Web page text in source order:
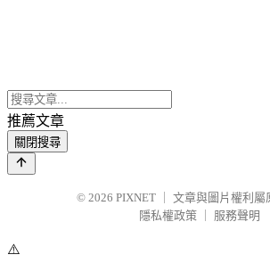
推薦文章
關閉搜尋
© 2026 PIXNET
文章與圖片權利屬
隱私權政策
服務聲明
⚠️